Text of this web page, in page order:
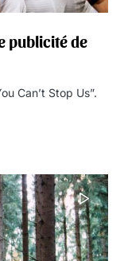
publicité de
Can’t Stop Us”.